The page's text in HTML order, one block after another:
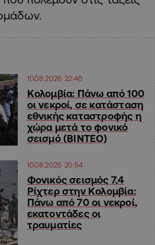
10.08.2026 22:46
Κολομβία: Πάνω από 100
οι νεκροί, σε κατάσταση
εθνικής καταστροφής η
χώρα μετά το φονικό
σεισμό (ΒΙΝΤΕΟ)
10.08.2026 20:54
Φονικός σεισμός 7,4
Ρίχτερ στην Κολομβία:
Πάνω από 70 οι νεκροί,
εκατοντάδες οι
τραυματίες